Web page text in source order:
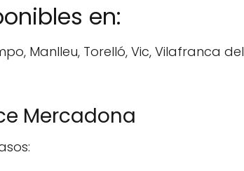
en:
Manlleu, Torelló, Vic, Vilafranca del
Mercadona